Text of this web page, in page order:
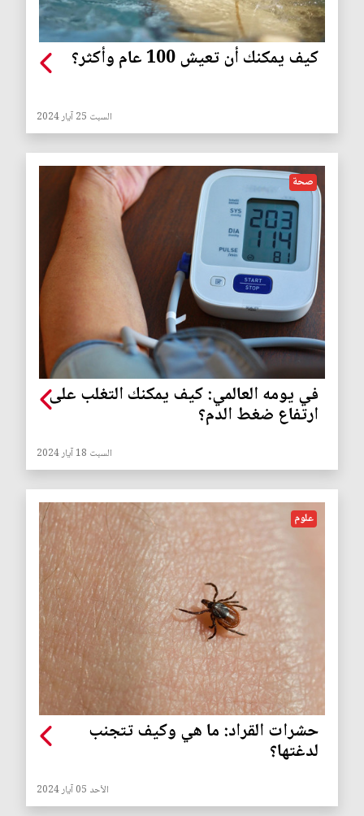
كيف يمكنك أن تعيش 100 عام وأكثر؟
السبت 25 آيار 2024
صحة
في يومه العالمي: كيف يمكنك التغلب على
ارتفاع ضغط الدم؟
السبت 18 آيار 2024
علوم
حشرات القراد: ما هي وكيف تتجنب
لدغتها؟
الأحد 05 آيار 2024